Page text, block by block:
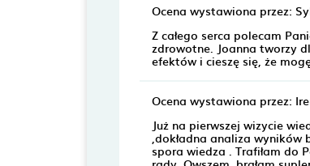
Ocena wystawiona przez:
Z całego serca polecam
zdrowotne. Joanna tworzy
efektów i cieszę się, że
Ocena wystawiona przez:
Już na pierwszej wizycie
,dokładna analiza wyników
spora wiedza . Trafiłam do